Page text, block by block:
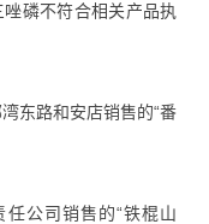
磷不符合相关产品执
东路和安店销售的“番
公司销售的“铁棍山